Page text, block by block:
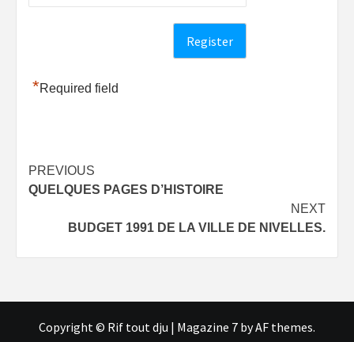
*Required field
Post
navigation
PREVIOUS
QUELQUES PAGES D’HISTOIRE
NEXT
BUDGET 1991 DE LA VILLE DE NIVELLES.
Copyright © Rif tout dju | Magazine 7 by AF themes.